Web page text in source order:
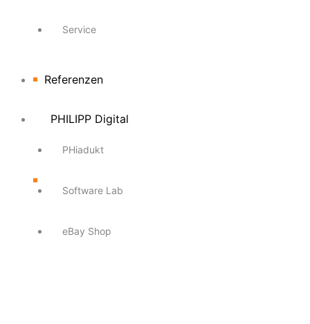
Service
Referenzen
PHILIPP Digital
PHiadukt
Software Lab
eBay Shop